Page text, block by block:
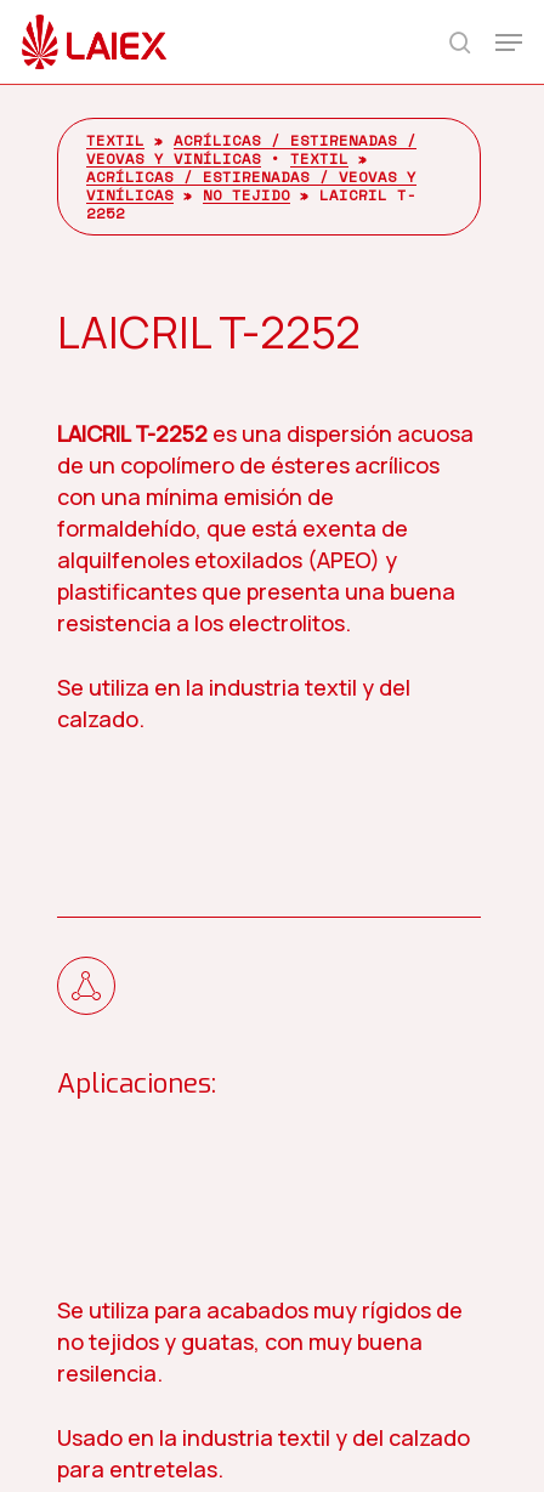
Skip
main
search
TEXTIL » ACRÍLICAS / ESTIRENADAS /
VEOVAS Y VINÍLICAS• TEXTIL »
ACRÍLICAS / ESTIRENADAS / VEOVAS Y
VINÍLICAS» NO TEJIDO» LAICRIL T-
2252
LAICRIL T-2252
LAICRIL T-2252es una dispersión acuosa
de un copolímero de ésteres acrílicos
con una mínima emisión de
formaldehído, que está exenta de
alquilfenoles etoxilados (APEO) y
plastificantes que presenta una buena
resistencia a los electrolitos.
Se utiliza en la industria textil y del
calzado.
Aplicaciones:
Se utiliza para acabados muy rígidos de
no tejidos y guatas, con muy buena
resilencia.
Usado en la industria textil y del calzado
para entretelas.